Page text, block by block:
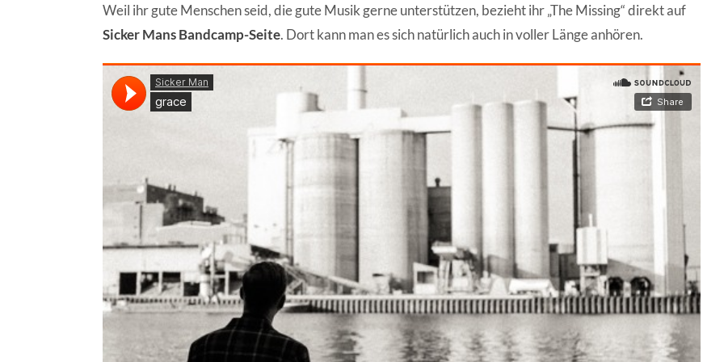
Weil ihr gute Menschen seid, die gute Musik gerne unterstützen, bezieht ihr „The Missing“ direkt auf
Sicker Mans Bandcamp-Seite. Dort kann man es sich natürlich auch in voller Länge anhören.